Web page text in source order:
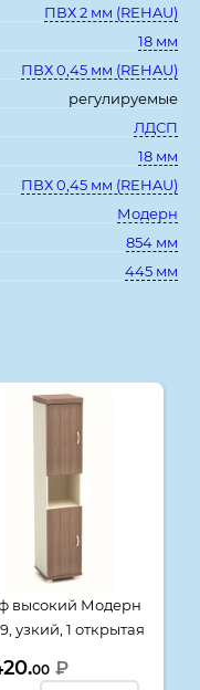
ПВХ 2 мм (REHAU)
18 мм
ПВХ 0,45 мм (REHAU)
регулируемые
ЛДСП
18 мм
ПВХ 0,45 мм (REHAU)
Модерн
854 мм
445 мм
высокий Модерн
узкий, 1 открытая
дуб
00 ₽